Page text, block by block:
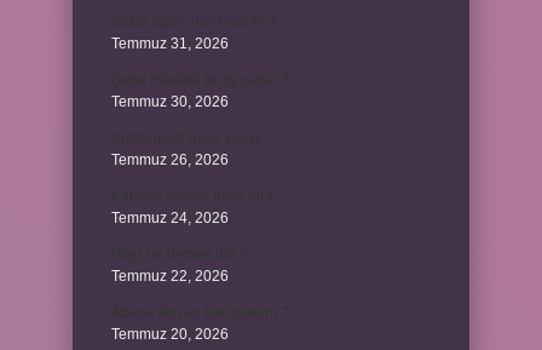
Temmuz 31, 2026
Temmuz 30, 2026
Temmuz 26, 2026
Temmuz 24, 2026
Temmuz 22, 2026
Temmuz 20, 2026